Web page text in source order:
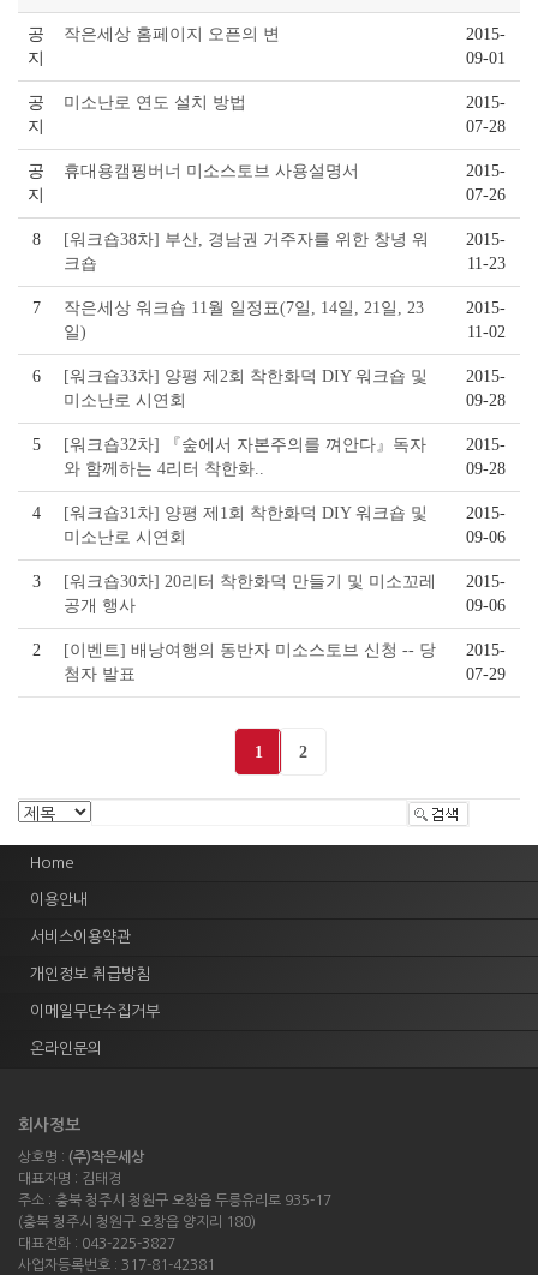
공
지
작은세상 홈페이지 오픈의 변
2015-
09-01
공
지
미소난로 연도 설치 방법
2015-
07-28
공
지
휴대용캠핑버너 미소스토브 사용설명서
2015-
07-26
8
[워크숍38차] 부산, 경남권 거주자를 위한 창녕 워
크숍
2015-
11-23
7
작은세상 워크숍 11월 일정표(7일, 14일, 21일, 23
일)
2015-
11-02
6
[워크숍33차] 양평 제2회 착한화덕 DIY 워크숍 및
미소난로 시연회
2015-
09-28
5
[워크숍32차] 『숲에서 자본주의를 껴안다』독자
와 함께하는 4리터 착한화..
2015-
09-28
4
[워크숍31차] 양평 제1회 착한화덕 DIY 워크숍 및
미소난로 시연회
2015-
09-06
3
[워크숍30차] 20리터 착한화덕 만들기 및 미소꼬레
공개 행사
2015-
09-06
2
[이벤트] 배낭여행의 동반자 미소스토브 신청 -- 당
첨자 발표
2015-
07-29
1 2
Home
이용안내
서비스이용약관
개인정보 취급방침
이메일무단수집거부
온라인문의
회사정보
상호명 : (주)작은세상
대표자명 : 김태경
주소 : 충북 청주시 청원구 오창읍 두릉유리로 935-17
(충북 청주시 청원구 오창읍 양지리 180)
대표전화 : 043-225-3827
사업자등록번호 : 317-81-42381